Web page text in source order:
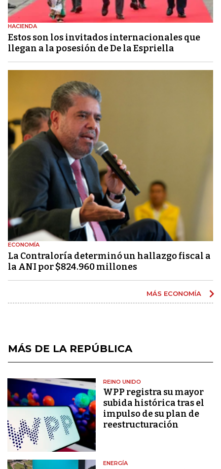
HACIENDA
Estos son los invitados internacionales que
llegan a la posesión de De la Espriella
ECONOMÍA
La Contraloría determinó un hallazgo fiscal a
la ANI por $824.960 millones
MÁS ECONOMÍA
MÁS DE LA REPÚBLICA
REINO UNIDO
WPP registra su mayor
subida histórica tras el
impulso de su plan de
reestructuración
ENERGÍA